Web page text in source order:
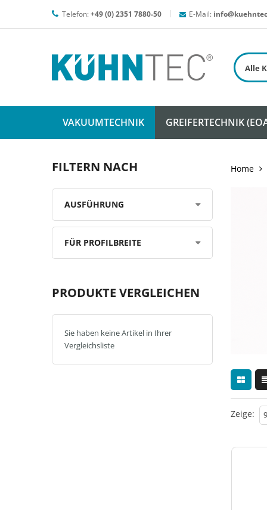
Telefon:+49 (0) 2351 7880-50 E-Mail:
VAKUUMTECHNIK GREIFERTECHNIK
FILTERN NACH
AUSFÜHRUNG
FÜR PROFILBREITE
PRODUKTE VERGLEICHEN
Sie haben keine Artikel in Ihrer
Vergleichsliste
Home
Zeige: